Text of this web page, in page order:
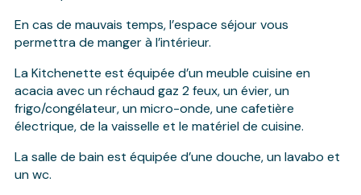
En cas de mauvais temps, l’espace séjour vous
permettra de manger à l’intérieur.
La Kitchenette est équipée d’un meuble cuisine en
acacia avec un réchaud gaz 2 feux, un évier, un
frigo/congélateur, un micro-onde, une cafetière
électrique, de la vaisselle et le matériel de cuisine.
La salle de bain est équipée d’une douche, un lavabo et
un wc.